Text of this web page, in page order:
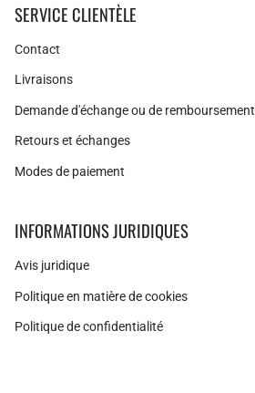
SERVICE CLIENTÈLE
Contact
Livraisons
Demande d'échange ou de remboursement
Retours et échanges
Modes de paiement
INFORMATIONS JURIDIQUES
Avis juridique
Politique en matière de cookies
Politique de confidentialité